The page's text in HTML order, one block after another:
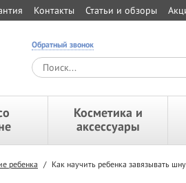
Контакты Статьи и обзоры
Обратный звонок
Косметика и
аксессуары
ребенка / Как научить ребенка завязывать